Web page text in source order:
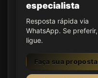
especialista
Resposta rápida via
WhatsApp. Se preferir,
ligue.
Faça sua proposta